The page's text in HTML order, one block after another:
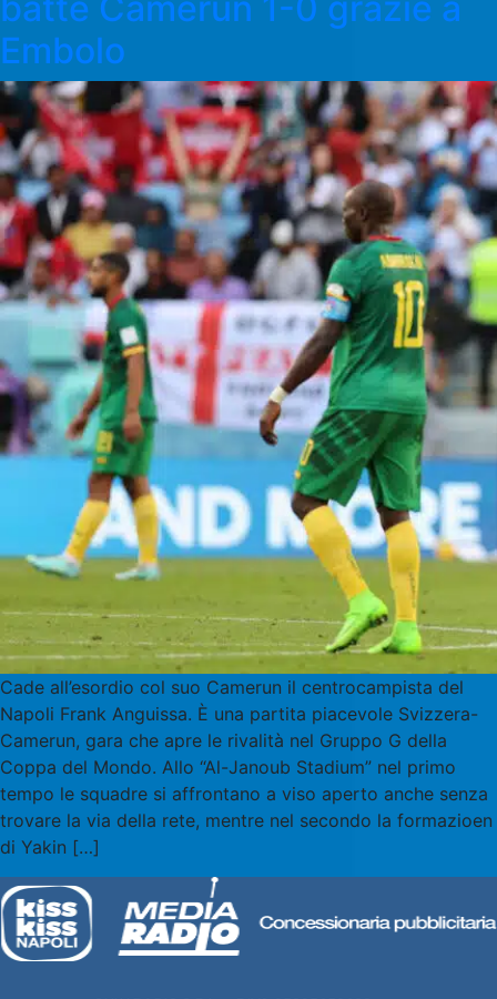
Embolo
Cade all’esordio col suo Camerun il centrocampista del
Napoli Frank Anguissa. È una partita piacevole Svizzera-
Camerun, gara che apre le rivalità nel Gruppo G della
Coppa del Mondo. Allo “Al-Janoub Stadium” nel primo
tempo le squadre si affrontano a viso aperto anche senza
trovare la via della rete, mentre nel secondo la formazioen
di Yakin […]